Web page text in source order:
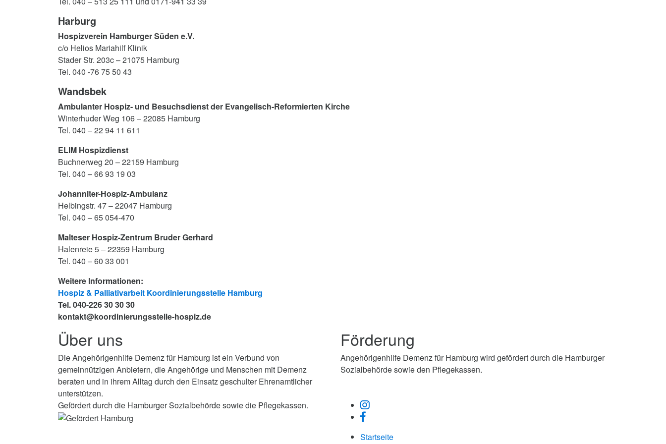
Harburg
Hospizverein Hamburger Süden e.V.
c/o Helios Mariahilf Klinik
Stader Str. 203c – 21075 Hamburg
Tel. 040 -76 75 50 43
Wandsbek
Ambulanter Hospiz- und Besuchsdienst der Evangelisch-Reformierten Kirche
Winterhuder Weg 106 – 22085 Hamburg
Tel. 040 – 22 94 11 611
ELIM Hospizdienst
Buchnerweg 20 – 22159 Hamburg
Tel. 040 – 66 93 19 03
Johanniter-Hospiz-Ambulanz
Helbingstr. 47 – 22047 Hamburg
Tel. 040 – 65 054-470
Malteser Hospiz-Zentrum Bruder Gerhard
Halenreie 5 – 22359 Hamburg
Tel. 040 – 60 33 001
Weitere Informationen:
Hospiz & Palliativarbeit Koordinierungsstelle Hamburg
Tel. 040-226 30 30 30
kontakt@koordinierungsstelle-hospiz.de
Über uns
Die Angehörigenhilfe Demenz für Hamburg ist ein Verbund von
gemeinnützigen Anbietern, die Angehörige und Menschen mit Demenz
beraten und in ihrem Alltag durch den Einsatz geschulter Ehrenamtlicher
unterstützen.
Förderung
Angehörigenhilfe Demenz für Hamburg wird gefördert durch die Hamburger
Sozialbehörde sowie den Pflegekassen.
Gefördert durch die Hamburger Sozialbehörde sowie die Pflegekassen.
Startseite